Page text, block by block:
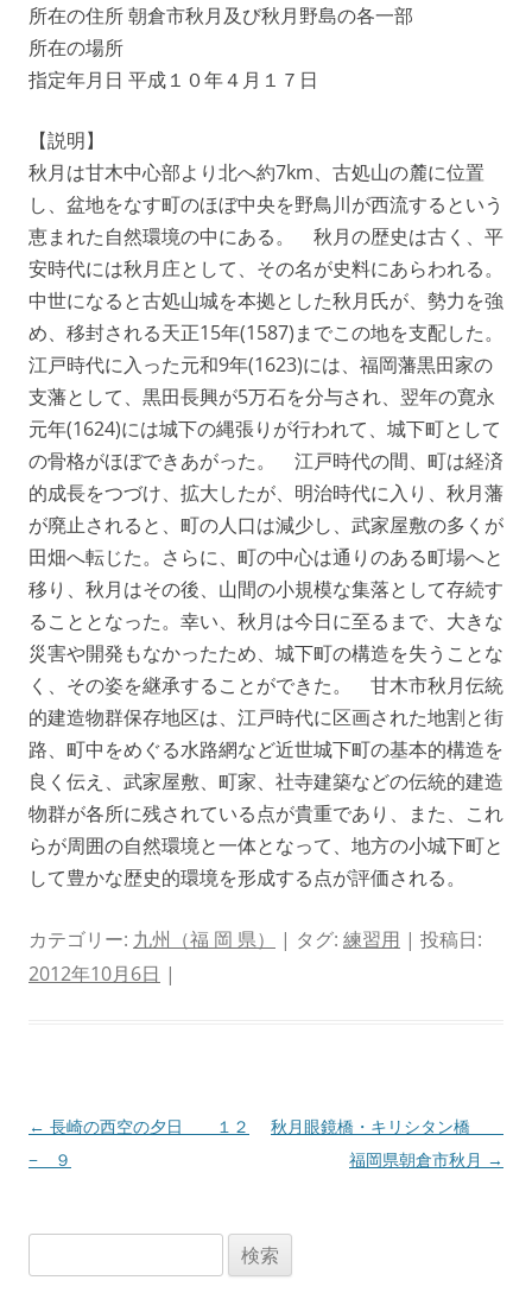
所在の住所 朝倉市秋月及び秋月野島の各一部
所在の場所
指定年月日 平成１０年４月１７日
【説明】
秋月は甘木中心部より北へ約7km、古処山の麓に位置
し、盆地をなす町のほぼ中央を野鳥川が西流するという
恵まれた自然環境の中にある。 秋月の歴史は古く、平
安時代には秋月庄として、その名が史料にあらわれる。
中世になると古処山城を本拠とした秋月氏が、勢力を強
め、移封される天正15年(1587)までこの地を支配した。
江戸時代に入った元和9年(1623)には、福岡藩黒田家の
支藩として、黒田長興が5万石を分与され、翌年の寛永
元年(1624)には城下の縄張りが行われて、城下町として
の骨格がほぼできあがった。 江戸時代の間、町は経済
的成長をつづけ、拡大したが、明治時代に入り、秋月藩
が廃止されると、町の人口は減少し、武家屋敷の多くが
田畑へ転じた。さらに、町の中心は通りのある町場へと
移り、秋月はその後、山間の小規模な集落として存続す
ることとなった。幸い、秋月は今日に至るまで、大きな
災害や開発もなかったため、城下町の構造を失うことな
く、その姿を継承することができた。 甘木市秋月伝統
的建造物群保存地区は、江戸時代に区画された地割と街
路、町中をめぐる水路網など近世城下町の基本的構造を
良く伝え、武家屋敷、町家、社寺建築などの伝統的建造
物群が各所に残されている点が貴重であり、また、これ
らが周囲の自然環境と一体となって、地方の小城下町と
して豊かな歴史的環境を形成する点が評価される。
カテゴリー: 九州（福 岡 県） | タグ: 練習用 | 投稿日:
2012年10月6日 |
投
稿
← 長崎の西空の夕日 １２
− ９
秋月眼鏡橋・キリシタン橋
福岡県朝倉市秋月 →
索: